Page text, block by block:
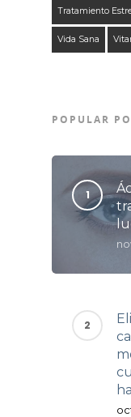
Tratamiento
Vida Sana
POPULAR